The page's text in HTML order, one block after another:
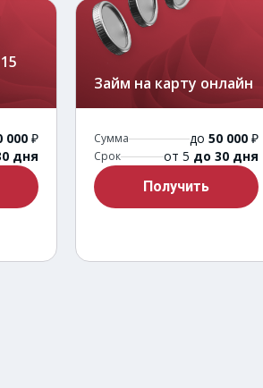
000 ₽
дня
Займ на карту онлайн
Сумма до 50 000 ₽
Срок от 5 до 30 дня
Получить